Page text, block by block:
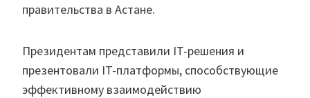
правительства в Астане.
Президентам представили IT-решения и
презентовали IT-платформы, способствующие
эффективному взаимодействию